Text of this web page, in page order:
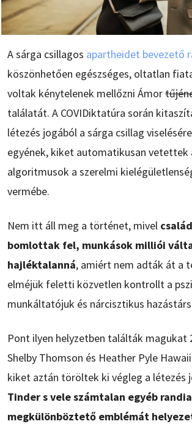
A sárga csillagos apartheidet bevezető
köszönhetően egészséges, oltatlan
voltak kénytelenek mellőzni Ámor
találatát. A COVIDiktatúra során
létezés jogából a sárga csillag
egyének, kiket automatikusan vetettek
algoritmusok a szerelmi
vermébe.
Nem itt áll meg a történet, mivel
bomlottak fel, munkások milliói
hajléktalanná, amiért nem adták át a
elméjük feletti közvetlen kontrollt a
munkáltatójuk és nárcisztikus
Pont ilyen helyzetben találták magukat
Shelby Thomson és Heather Pyle
kiket aztán töröltek ki végleg a létezés
Tinder s vele számtalan egyéb
megkülönböztető emblémát